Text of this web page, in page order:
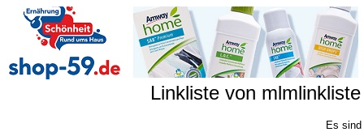
Linkliste von mlmlinkliste
Es